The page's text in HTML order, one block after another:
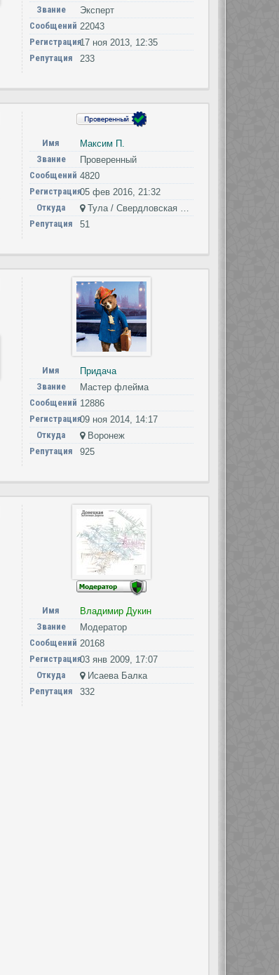
Звание
Эксперт
Сообщений 22043
Регистрация17 ноя 2013, 12:35
Репутация
233
Имя
Максим П.
Звание
Проверенный
Сообщений 4820
Регистрация05 фев 2016, 21:32
Откуда
Тула / Свердловская область
Репутация
51
Имя
Придача
Звание
Мастер флейма
Сообщений 12886
Регистрация09 ноя 2014, 14:17
Откуда
Воронеж
Репутация
925
Имя
Владимир Дукин
Звание
Модератор
Сообщений 20168
Регистрация03 янв 2009, 17:07
Откуда
Исаева Балка
Репутация
332